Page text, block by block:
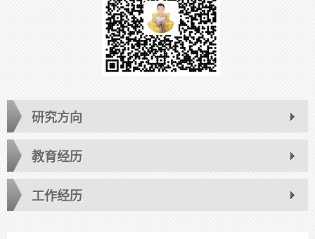
研究方向
教育经历
工作经历